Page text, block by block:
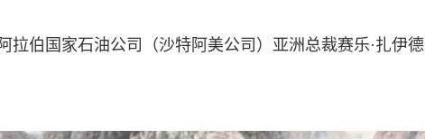
拉伯国家石油公司（沙特阿美公司）亚洲总裁赛乐·扎伊德